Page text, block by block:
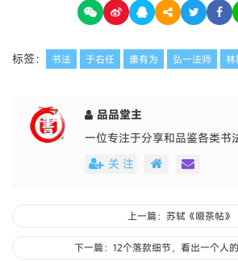
标签： 书法 于右任 康有为 弘一法师 林
品品堂主
一位专注于分享和品鉴各类书
关 注
上一篇：苏轼《啜茶帖》
下一篇：12个落款细节，看出一个人的